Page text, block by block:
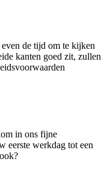
de tijd om te kijken
kanten goed zit, zullen
in ons fijne
eerste werkdag tot een